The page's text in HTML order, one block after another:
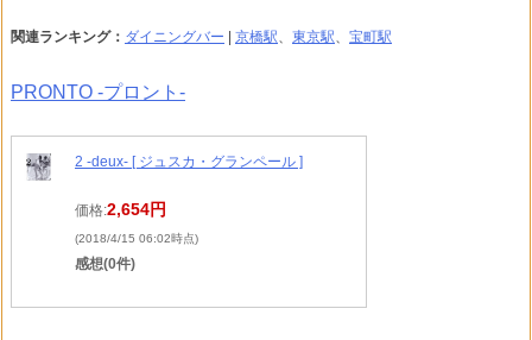
関連ランキング： ダイニングバー 京橋駅、 東京駅、 宝町駅
PRONTO -プロント-
2 -deux- [ ジュスカ・グランペール ]
価格:2,654円
(2018/4/15 06:02時点)
感想(0件)